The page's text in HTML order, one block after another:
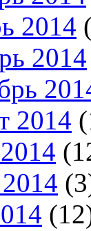
2014
2014
2014